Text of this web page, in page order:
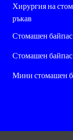
Хирургия на
ръкав
Стомашен байпас
Стомашен байпас
Мини стомашен